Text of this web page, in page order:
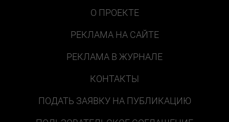
О ПРОЕКТЕ
РЕКЛАМА НА САЙТЕ
РЕКЛАМА В ЖУРНАЛЕ
КОНТАКТЫ
ПОДАТЬ ЗАЯВКУ НА ПУБЛИКАЦИЮ